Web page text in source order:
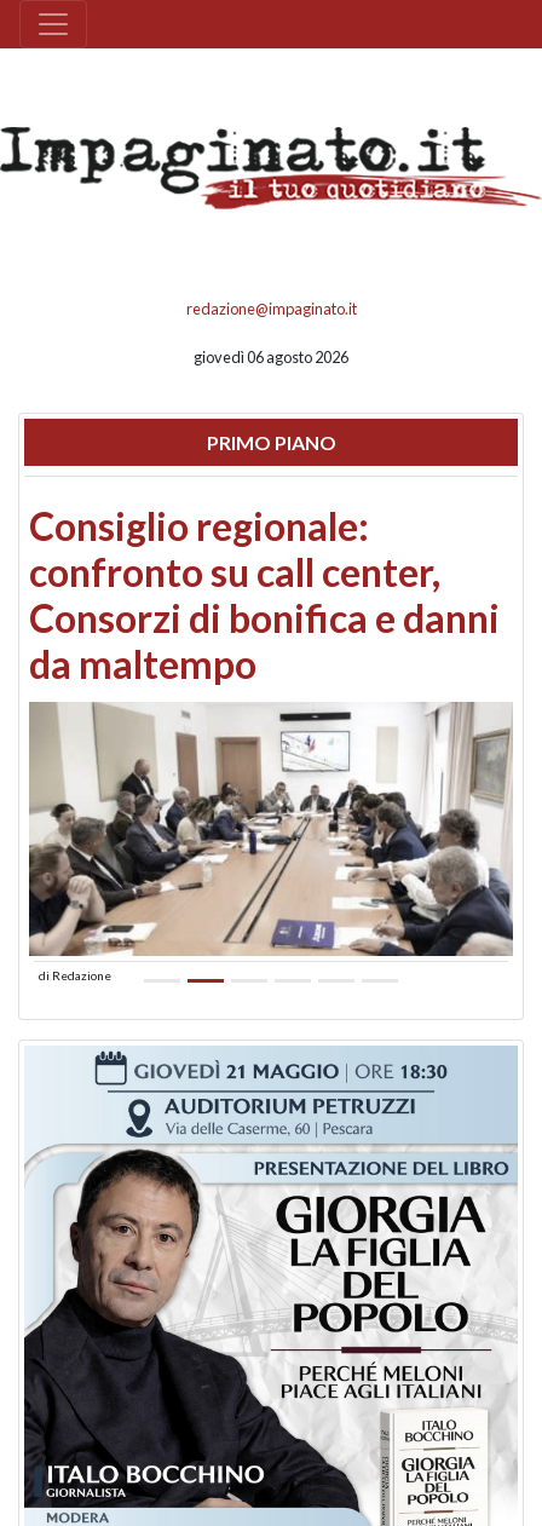
redazione@impaginato.it
giovedì 06 agosto 2026
PRIMO PIANO
Consiglio regionale:
confronto su call center,
Consorzi di bonifica e danni
da maltempo
di Redazione